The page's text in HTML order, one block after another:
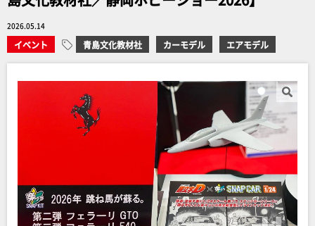
2026.05.14
イベント 青島文化教材社 カーモデル エアモデル